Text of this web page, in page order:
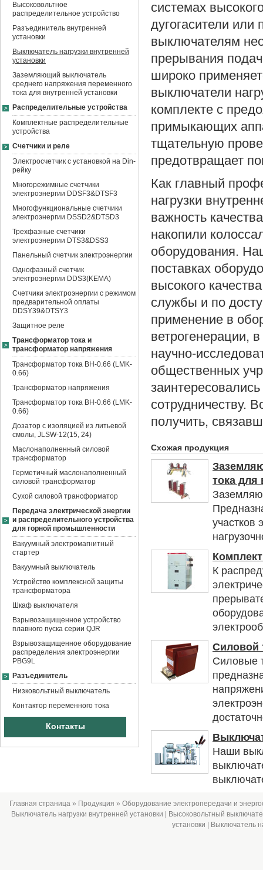
Высоковольтное
распределительное устройство
Разъединитель внутренней
установки
Выключатель нагрузки внутренней
установки
Заземляющий выключатель
среднего напряжения переменного
тока для внутренней установки
Распределительные устройства
Комплектные распределительные
устройства
Счетчики и реле
Электросчетчик с установкой на Din-
рейку
Многорежимные счетчики
электроэнергии DDSF3&DTSF3
Многофункциональные счетчики
электроэнергии DSSD2&DTSD3
Трехфазные счетчики
электроэнергии DTS3&DSS3
Панельный счетчик электроэнергии
Однофазный счетчик
электроэнергии DDS3(KEMA)
Счетчики электроэнергии с режимом
предварительной оплаты
DDSY39&DTSY3
Защитное реле
Трансформатор тока и
трансформатор напряжения
Трансформатор тока BH-0.66 (LMK-
0.66)
Трансформатор напряжения
Трансформатор тока BH-0.66 (LMK-
0.66)
Дозатор с изоляцией из литьевой
смолы, JLSW-12(15, 24)
Маслонаполненный силовой
трансформатор
Герметичный маслонаполненный
силовой трансформатор
Сухой силовой трансформатор
Передача электрической энергии
и распределительного устройства
для горной промышленности
Вакуумный электромагнитный
стартер
Вакуумный выключатель
Устройство комплексной защиты
трансформатора
Шкаф выключателя
Взрывозащищенное устройство
плавного пуска серии QJR
Взрывозащищенное оборудование
распределения электроэнергии
PBG9L
Разъединитель
Низковольтный выключатель
Контактор переменного тока
Контакты
системах
дугогасители
выключателям
прерывания
широко
выключатели
комплекте с
примыкающих
тщательную
предотвращает
Как главный
нагрузки
важность
накопили
оборудования.
поставках
высокого
службы и по
применение в
ветрогенерации,
научно-
общественных
сотрудничеству.
получить,
Схожая продукция
тока для
участков
К
Силовой
Силовые
Наши
Главная страница » Продукция » Оборудование электропередачи и
Выключатель нагрузки внутренней установки | Высоковольтный
установки
Выключатель